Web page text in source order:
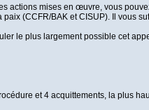
actions mises en œuvre, vous
(CCFR/BAK et CISUP). Il vous
le plus largement possible cet
et 4 acquittements, la plus